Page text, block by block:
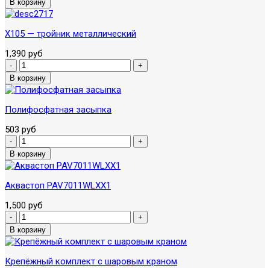
X105 — тройник металлический
1,390 руб
Полифосфатная засыпка
503 руб
Аквастоп PAV7011WLXX1
1,500 руб
Крепёжный комплект с шаровым краном